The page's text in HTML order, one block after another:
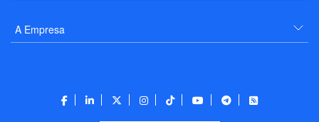
A Empresa